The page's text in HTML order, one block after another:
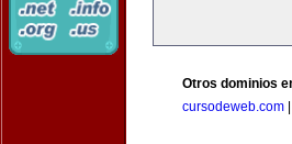
Otros dominios
cursodeweb.com